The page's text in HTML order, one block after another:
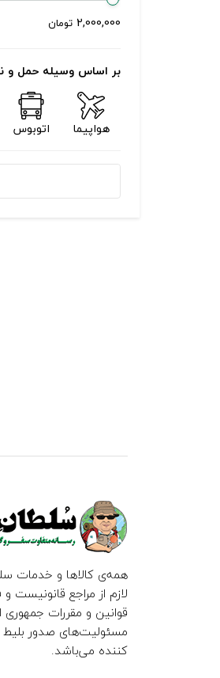
2,000,000 تومان
بر اساس وسیله حمل و
هواپیما اتوبوس
همه‌ی کالاها و خدمات
لازم از مراجع قانونیست
قوانین و مقررات
مسئولیت‌های صدور بلیط
کننده می‌باشد.